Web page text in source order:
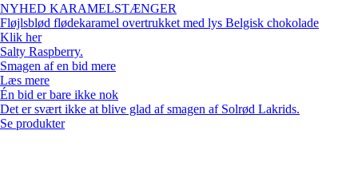
NYHED KARAMELSTÆNGER
Fløjlsblød flødekaramel overtrukket med lys Belgisk chokolade
Klik her
Salty Raspberry.
Smagen af en bid mere
Læs mere
Én bid er bare ikke nok
Det er svært ikke at blive glad af smagen af Solrød Lakrids.
Se produkter